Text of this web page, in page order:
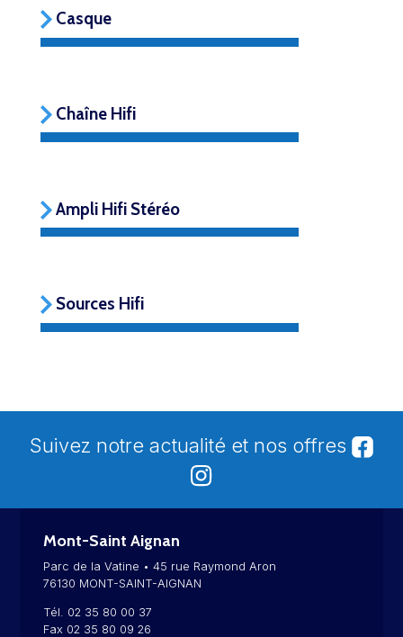
Casque
Chaîne Hifi
Ampli Hifi Stéréo
Sources Hifi
Suivez notre actualité et nos offres
Mont-Saint Aignan
Parc de la Vatine • 45 rue Raymond Aron
76130 MONT-SAINT-AIGNAN
Tél. 02 35 80 00 37
Fax 02 35 80 09 26